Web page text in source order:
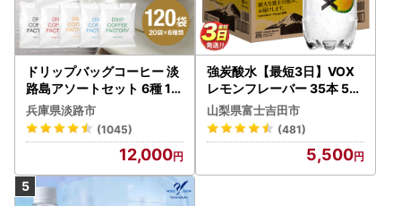
ドリップバッグコーヒー 淡
路島アソートセット 6種 12
0袋 飲み比べ コーヒー
兵庫県淡路市
(1045)
12,000
強炭酸水【最短3日】VOX
レモンフレーバー 35本 50
0ml 【富士吉田市限定カー
トン】炭酸
山梨県富士吉田市
(481)
5,500